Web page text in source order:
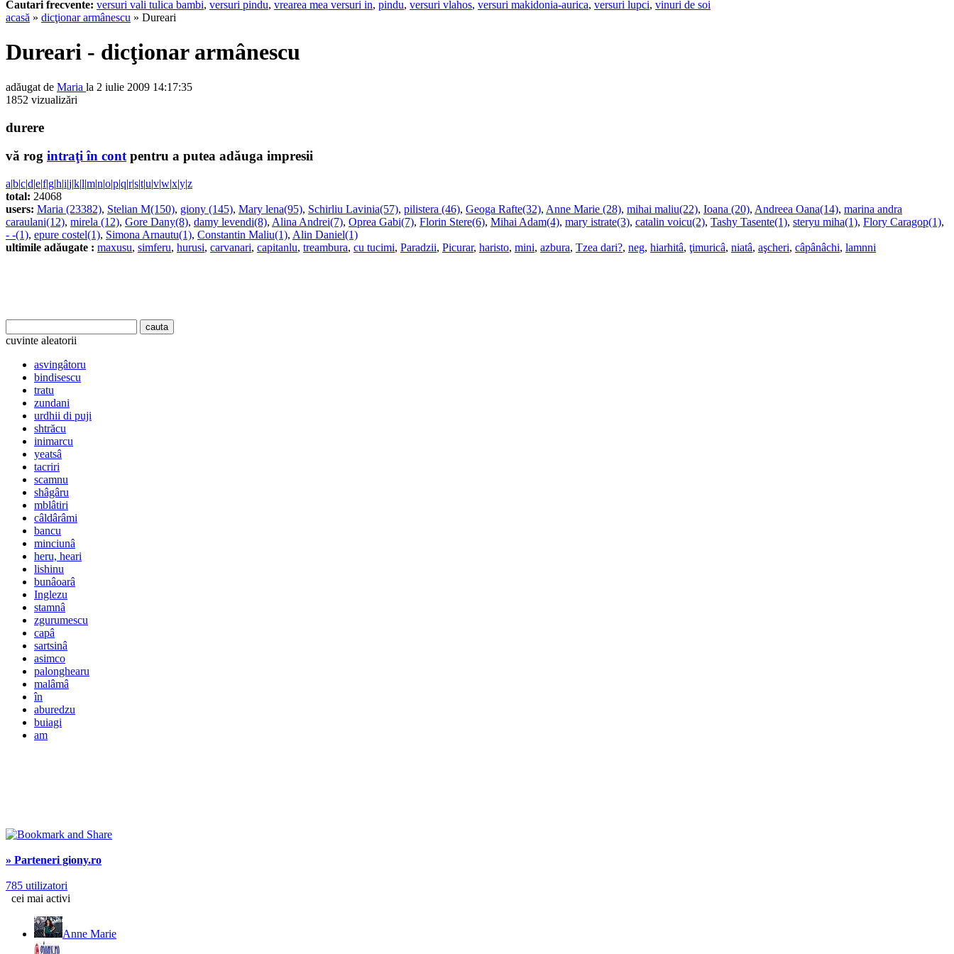
Cautari frecvente: versuri vali tulica bambi, versuri pindu, vrearea mea versuri in, pindu, versuri vlahos, versuri makidonia-aurica, versuri lupci, vinuri de soi
acasă » dicţionar armânescu » Dureari
Dureari - dicţionar armânescu
adăugat de Maria la 2 iulie 2009 14:17:35
1852 vizualizări
durere
vă rog intraţi în contpentru a putea adăuga impresii
a|b|c|d|e|f|g|h|i|j|k|l|m|n|o|p|q|r|s|t|u|v|w|x|y|z
total: 24068
users: Maria (23382), Stelian M(150), giony (145), Mary lena(95), Schirliu Lavinia(57), pilistera (46), Geoga Rafte(32), Anne Marie (28), mihai maliu(22), Ioana (20), Andreea Oana(14), marina andra
caraulani(12), mirela (12), Gore Dany(8), damy levendi(8), Alina Andrei(7), Oprea Gabi(7), Florin Stere(6), Mihai Adam(4), mary istrate(3), catalin voicu(2), Tashy Tasente(1), steryu miha(1), Flory Caragop(1),
- -(1), epure costel(1), Simona Arnautu(1), Constantin Maliu(1), Alin Daniel(1)
ultimile adăugate : maxusu, simferu, hurusi, carvanari, capitanlu, treambura, cu tucimi, Paradzii, Picurar, haristo, mini, azbura, Tzea dari?, neg, hiarhitâ, ţimuricâ, niatâ, aşcheri, câpânâchi, lamnni
cuvinte aleatorii
asvingâtoru
bindisescu
tratu
zundani
urdhii di puji
shtrăcu
inimarcu
yeatsâ
tacriri
scamnu
shâgâru
mblâtiri
câldârâmi
bancu
minciunâ
heru, heari
lishinu
bunâoarâ
Inglezu
stamnâ
zgurumescu
capâ
sartsinâ
asimco
palonghearu
malâmâ
în
aburedzu
buiagi
am
» Parteneri giony.ro
785 utilizatori
cei mai activi
Anne Marie